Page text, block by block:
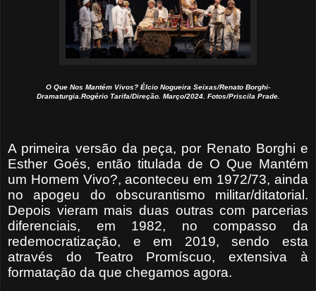
O Que Nos Mantém Vivos? Élcio Nogueira Seixas/Renato Borghi-
Dramaturgia.Rogério Tarifa/Direção. Março/2024. Fotos/Priscila Prade.
A primeira versão da peça, por Renato Borghi e
Esther Goés, então titulada de O Que Mantém
um Homem Vivo?, aconteceu em 1972/73, ainda
no apogeu do obscurantismo militar/ditatorial.
Depois vieram mais duas outras com parcerias
diferenciais, em 1982, no compasso da
redemocratização, e em 2019, sendo esta
através do Teatro Promíscuo, extensiva à
formatação da que chegamos agora.